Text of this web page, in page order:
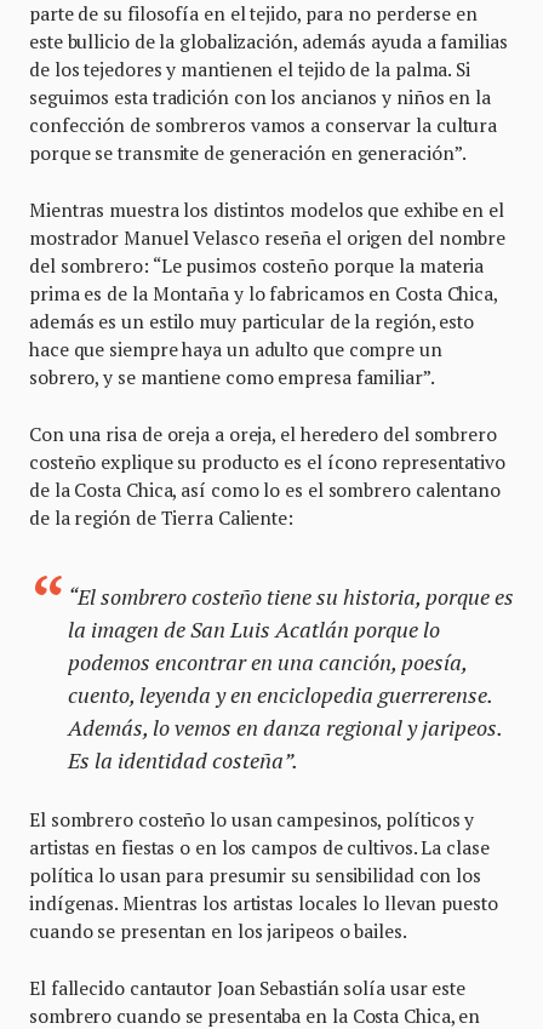
parte de su filosofía en el tejido, para no perderse en
este bullicio de la globalización, además ayuda a familias
de los tejedores y mantienen el tejido de la palma. Si
seguimos esta tradición con los ancianos y niños en la
confección de sombreros vamos a conservar la cultura
porque se transmite de generación en generación”.
Mientras muestra los distintos modelos que exhibe en el
mostrador Manuel Velasco reseña el origen del nombre
del sombrero: “Le pusimos costeño porque la materia
prima es de la Montaña y lo fabricamos en Costa Chica,
además es un estilo muy particular de la región, esto
hace que siempre haya un adulto que compre un
sobrero, y se mantiene como empresa familiar”.
Con una risa de oreja a oreja, el heredero del sombrero
costeño explique su producto es el ícono representativo
de la Costa Chica, así como lo es el sombrero calentano
de la región de Tierra Caliente:
“El sombrero costeño tiene su historia, porque es
la imagen de San Luis Acatlán porque lo
podemos encontrar en una canción, poesía,
cuento, leyenda y en enciclopedia guerrerense.
Además, lo vemos en danza regional y jaripeos.
Es la identidad costeña”.
El sombrero costeño lo usan campesinos, políticos y
artistas en fiestas o en los campos de cultivos. La clase
política lo usan para presumir su sensibilidad con los
indígenas. Mientras los artistas locales lo llevan puesto
cuando se presentan en los jaripeos o bailes.
El fallecido cantautor Joan Sebastián solía usar este
sombrero cuando se presentaba en la Costa Chica, en